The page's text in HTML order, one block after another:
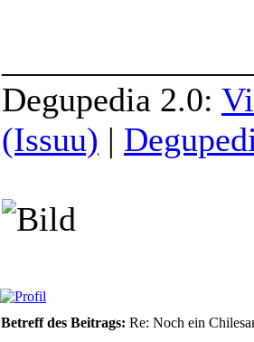
Degupedia 2.0:
(Issuu) |
Betreff des Beitrags: Re: Noch ein